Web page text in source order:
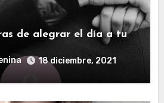
de alegrar el día a tu
18 diciembre, 2021